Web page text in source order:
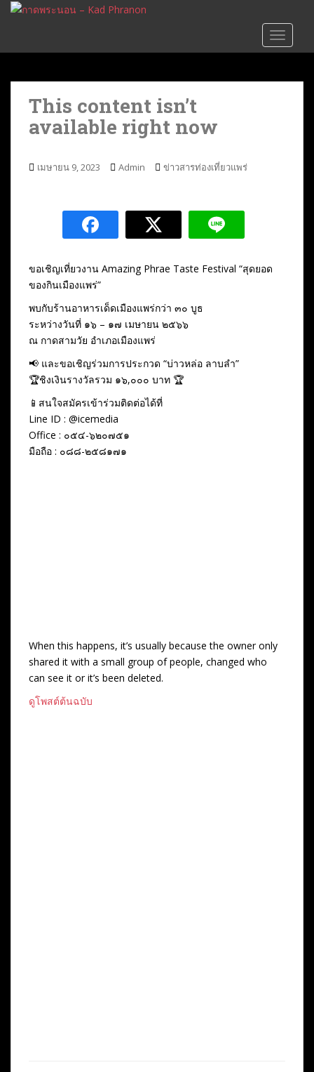
p
This content isn’t
available right now
เมษายน 9, 2023 Admin ข่าวสารท่องเที่ยวแพร่
ขอเชิญเที่ยวงาน Amazing Phrae Taste Festival “สุดยอด
ของกินเมืองแพร่”
พบกับร้านอาหารเด็ดเมืองแพร่กว่า ๓๐ บูธ
ระหว่างวันที่ ๑๖ – ๑๗ เมษายน ๒๕๖๖
ณ กาดสามวัย อำเภอเมืองแพร่
📢 และขอเชิญร่วมการประกวด “บ่าวหล่อ ลาบลำ”
🏆ชิงเงินรางวัลรวม ๑๖,๐๐๐ บาท 🏆
📱สนใจสมัครเข้าร่วมติดต่อได้ที่
Line ID : @icemedia
Office : ๐๕๔-๖๒๐๗๕๑
มือถือ : ๐๘๘-๒๕๘๑๗๑
When this happens, it’s usually because the owner only
shared it with a small group of people, changed who
can see it or it’s been deleted.
ดูโพสต์ต้นฉบับ